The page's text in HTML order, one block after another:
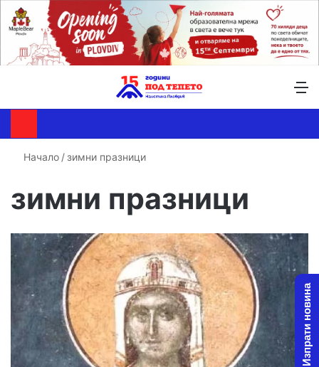
Начало /зимни празници
зимни празници
Изпрати новина